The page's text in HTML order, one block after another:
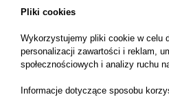
Pliki cookies
Wykorzystujemy pliki cookie w celu
personalizacji zawartości i reklam,
społecznościowych i analizy ruchu
Informacje dotyczące sposobu